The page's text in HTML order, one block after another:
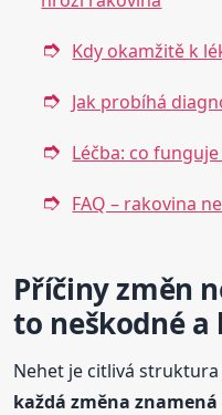
Kdy okamžitě k
Jak probíhá
Léčba: co
FAQ – rakovina
Příčiny změn
to neškodné
Nehet je citlivá
každá změna